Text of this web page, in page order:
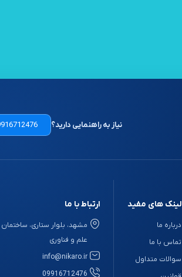
نیاز به راهنمایی دارید؟
لینک های مفید
درباره ما
تماس با ما
سوالات متداول
ارتباط با ما
علم و فناوری
info@nikaro.ir
09916712476